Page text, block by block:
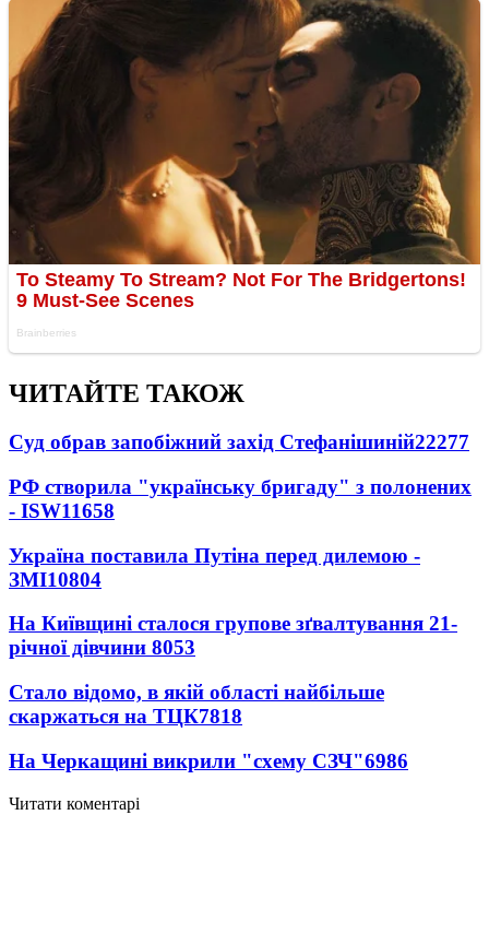
ЧИТАЙТЕ ТАКОЖ
Суд обрав запобіжний захід Стефанішиній22277
РФ створила "українську бригаду" з полонених
- ISW11658
Україна поставила Путіна перед дилемою -
ЗМІ10804
На Київщині сталося групове зґвалтування 21-
річної дівчини 8053
Стало відомо, в якій області найбільше
скаржаться на ТЦК7818
На Черкащині викрили "схему СЗЧ"6986
Читати коментарі